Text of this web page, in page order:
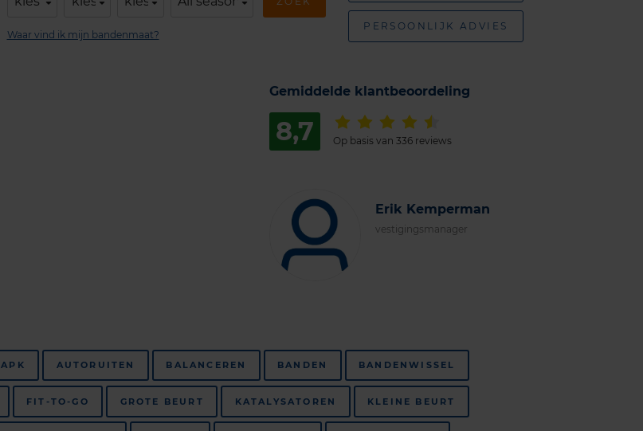
Waar vind ik mijn bandenmaat?
PERSOONLIJK ADVIES
Gemiddelde klantbeoordeling
8,7 Op basis van 336 reviews
Erik Kemperman
vestigingsmanager
APK AUTORUITEN BALANCEREN BANDEN BANDENWISSEL
FIT-TO-GO GROTE BEURT KATALYSATOREN KLEINE BEURT